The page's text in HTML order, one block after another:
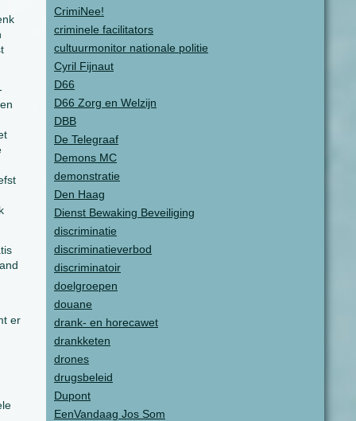
CrimiNee!
criminele facilitators
cultuurmonitor nationale politie
Cyril Fijnaut
D66
D66 Zorg en Welzijn
DBB
De Telegraaf
Demons MC
demonstratie
Den Haag
Dienst Bewaking Beveiliging
discriminatie
discriminatieverbod
discriminatoir
doelgroepen
douane
drank- en horecawet
drankketen
drones
drugsbeleid
Dupont
EenVandaag Jos Som
er